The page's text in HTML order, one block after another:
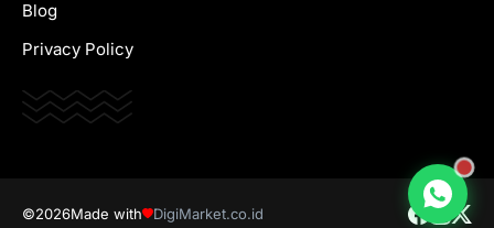
Blog
Privacy Policy
©2026Made with DigiMarket.co.id